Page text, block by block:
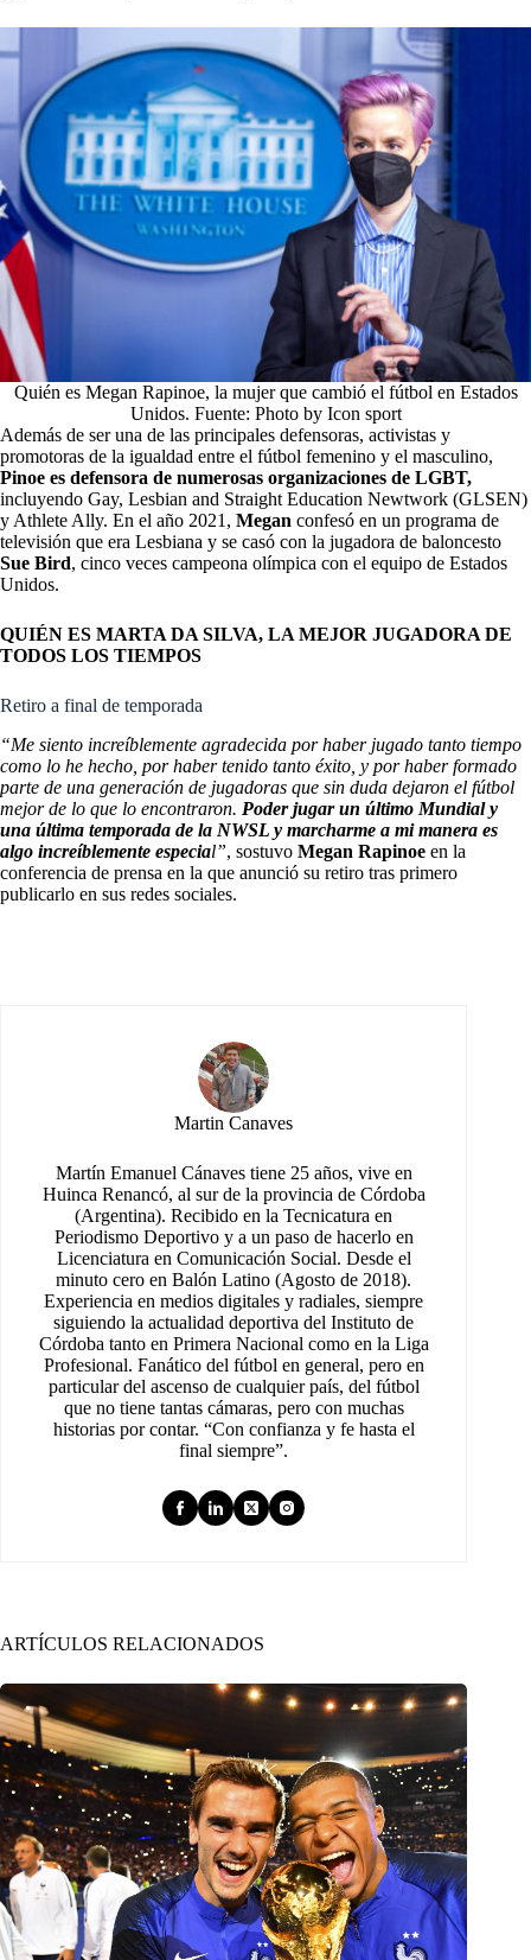
Quién es Megan Rapinoe, la mujer que cambió el fútbol en Estados
Unidos. Fuente: Photo by Icon sport
Además de ser una de las principales defensoras, activistas y
promotoras de la igualdad entre el fútbol femenino y el masculino,
Pinoe es defensora de numerosas organizaciones de LGBT,
incluyendo Gay, Lesbian and Straight Education Newtwork (GLSEN)
y Athlete Ally. En el año 2021, Megan confesó en un programa de
televisión que era Lesbiana y se casó con la jugadora de baloncesto
Sue Bird, cinco veces campeona olímpica con el equipo de Estados
Unidos.
QUIÉN ES MARTA DA SILVA, LA MEJOR JUGADORA DE
TODOS LOS TIEMPOS
Retiro a final de temporada
“Me siento increíblemente agradecida por haber jugado tanto tiempo
como lo he hecho, por haber tenido tanto éxito, y por haber formado
parte de una generación de jugadoras que sin duda dejaron el fútbol
mejor de lo que lo encontraron. Poder jugar un último Mundial y
una última temporada de la NWSL y marcharme a mi manera es
algo increíblemente especial”, sostuvo Megan Rapinoe en la
conferencia de prensa en la que anunció su retiro tras primero
publicarlo en sus redes sociales.
Martin Canaves
Martín Emanuel Cánaves tiene 25 años, vive en
Huinca Renancó, al sur de la provincia de Córdoba
(Argentina). Recibido en la Tecnicatura en
Periodismo Deportivo y a un paso de hacerlo en
Licenciatura en Comunicación Social. Desde el
minuto cero en Balón Latino (Agosto de 2018).
Experiencia en medios digitales y radiales, siempre
siguiendo la actualidad deportiva del Instituto de
Córdoba tanto en Primera Nacional como en la Liga
Profesional. Fanático del fútbol en general, pero en
particular del ascenso de cualquier país, del fútbol
que no tiene tantas cámaras, pero con muchas
historias por contar. “Con confianza y fe hasta el
final siempre”.
ARTÍCULOS RELACIONADOS